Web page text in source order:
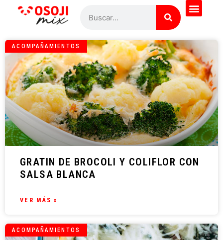
ACOMPAÑAMIENTOS
GRATIN DE BROCOLI Y COLIFLOR CON
SALSA BLANCA
VER MÁS »
ACOMPAÑAMIENTOS